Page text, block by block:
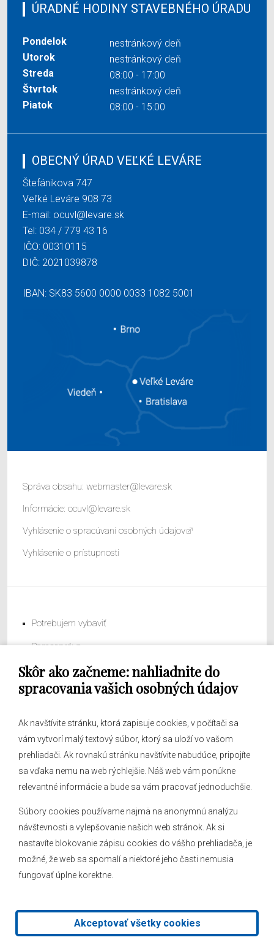
Skôr ako začneme: nahliadnite do
spracovania vašich osobných údajov
Ak navštívite stránku, ktorá zapisuje cookies, v počítači sa
vám vytvorí malý textový súbor, ktorý sa uloží vo vašom
prehliadači. Ak rovnakú stránku navštívite nabudúce, pripojíte
sa vďaka nemu na web rýchlejšie. Náš web vám ponúkne
relevantné informácie a bude sa vám pracovať jednoduchšie.
Súbory cookies používame najmä na anonymnú analýzu
návštevnosti a vylepšovanie našich web stránok. Ak si
nastavíte blokovanie zápisu cookies do vášho prehliadača, je
možné, že web sa spomalí a niektoré jeho časti nemusia
fungovať úplne korektne.
Akceptovať všetky cookies
ÚRADNÉ HODINY STAVEBNÉHO ÚRADU
Pondelok
nestránkový deň
Utorok
nestránkový deň
Streda
08:00 - 17:00
Štvrtok
nestránkový deň
Piatok
08:00 - 15:00
OBECNÝ ÚRAD VEĽKÉ LEVÁRE
Štefánikova 747
Veľké Leváre 908 73
E-mail: ocuvl@levare.sk
Tel: 034 / 779 43 16
IČO: 00310115
DIČ: 2021039878
IBAN: SK83 5600 0000 0033 1082 5001
Správa obsahu: webmaster@levare.sk
Informácie: ocuvl@levare.sk
Vyhlásenie o spracúvaní osobných údajov
Vyhlásenie o prístupnosti
Potrebujem vybaviť
Samospráva
Obecný úrad
O obci
Hlásenia obecného rozhlasu
Kontakt
Mapa stránok